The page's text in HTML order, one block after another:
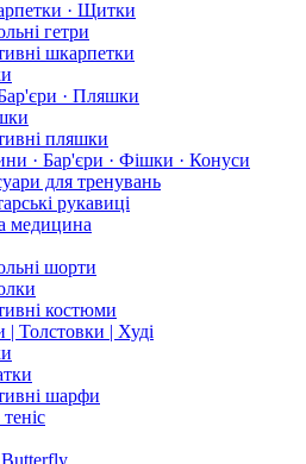
· Щитки
гетри
шкарпетки
· Пляшки
пляшки
· Бар'єри · Фішки · Конуси
для тренувань
рукавиці
медицина
шорти
костюми
| Толстовки | Худі
шарфи
Butterfly